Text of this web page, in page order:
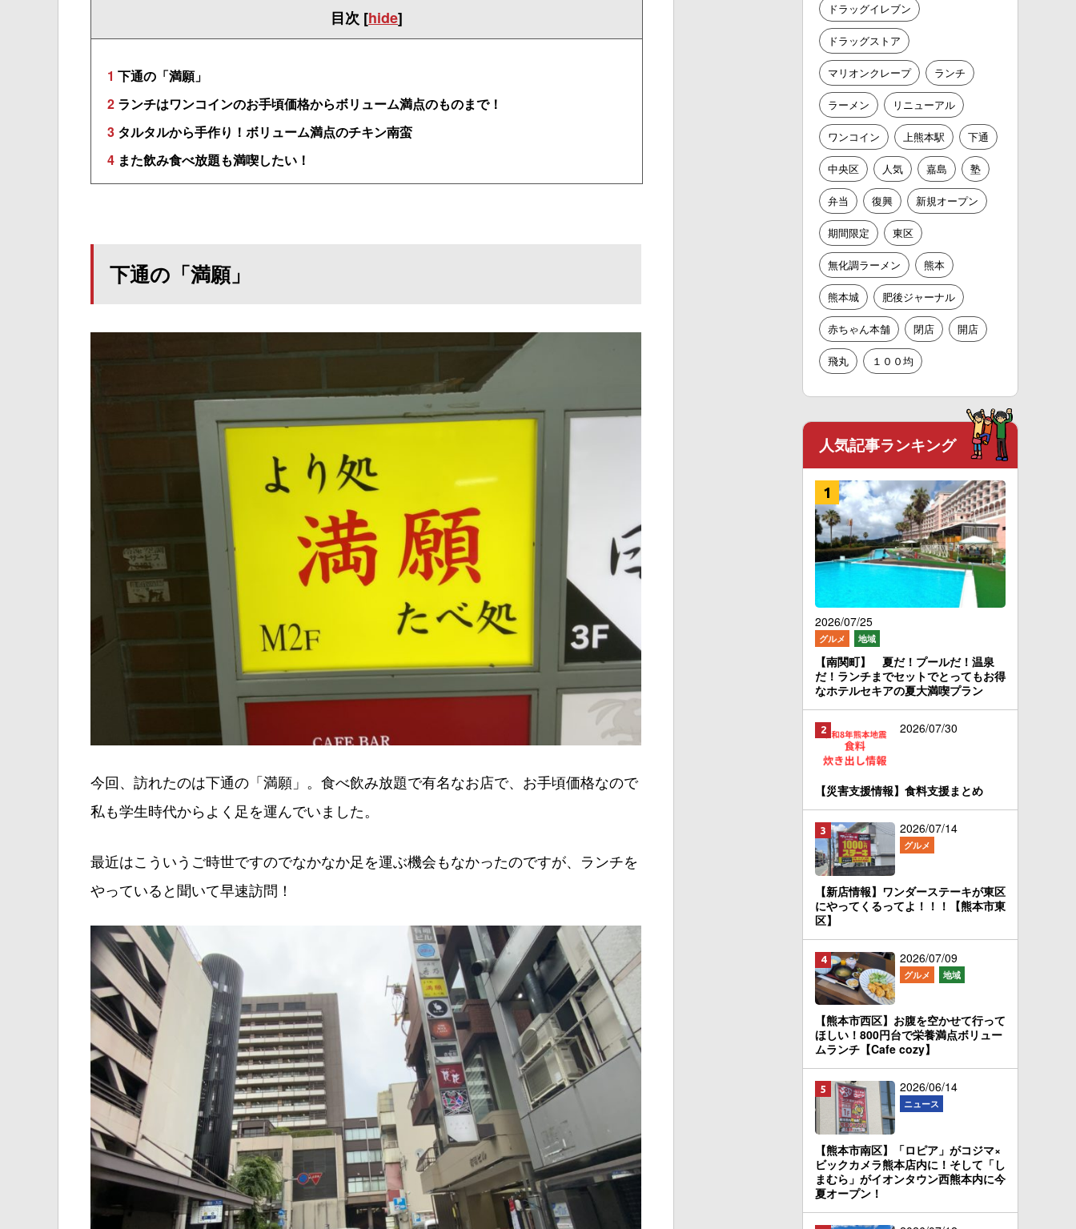
目次 [hide]
1 下通の「満願」
2 ランチはワンコインのお手頃価格からボリューム満点のものまで！
3 タルタルから手作り！ボリューム満点のチキン南蛮
4 また飲み食べ放題も満喫したい！
下通の「満願」
今回、訪れたのは下通の「満願」。食べ飲み放題で有名なお店で、お手頃価格なので
私も学生時代からよく足を運んでいました。
最近はこういうご時世ですのでなかなか足を運ぶ機会もなかったのですが、ランチを
やっていると聞いて早速訪問！
ドラッグイレブン
ドラッグストア
マリオンクレープ ランチ
ラーメン リニューアル
ワンコイン 上熊本駅 下通
中央区 人気 嘉島 塾
弁当 復興 新規オープン
期間限定 東区
無化調ラーメン 熊本
熊本城 肥後ジャーナル
赤ちゃん本舗 閉店 開店
飛丸 １００均
人気記事ランキング
2026/07/25
グルメ 地域
【南関町】 夏だ！プールだ！温泉
だ！ランチまでセットでとってもお得
なホテルセキアの夏大満喫プラン
2026/07/30
【災害支援情報】食料支援まとめ
2026/07/14
グルメ
【新店情報】ワンダーステーキが東区
にやってくるってよ！！！【熊本市東
区】
2026/07/09
グルメ 地域
【熊本市西区】お腹を空かせて行って
ほしい！800円台で栄養満点ボリュー
ムランチ【Cafe cozy】
2026/06/14
ニュース
【熊本市南区】「ロピア」がコジマ×
ビックカメラ熊本店内に！そして「し
まむら」がイオンタウン西熊本内に今
夏オープン！